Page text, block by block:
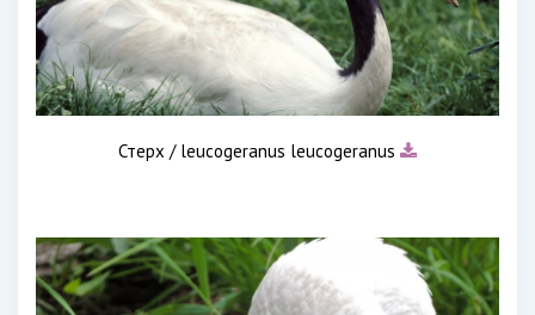
Стерх / leucogeranus leucogeranus